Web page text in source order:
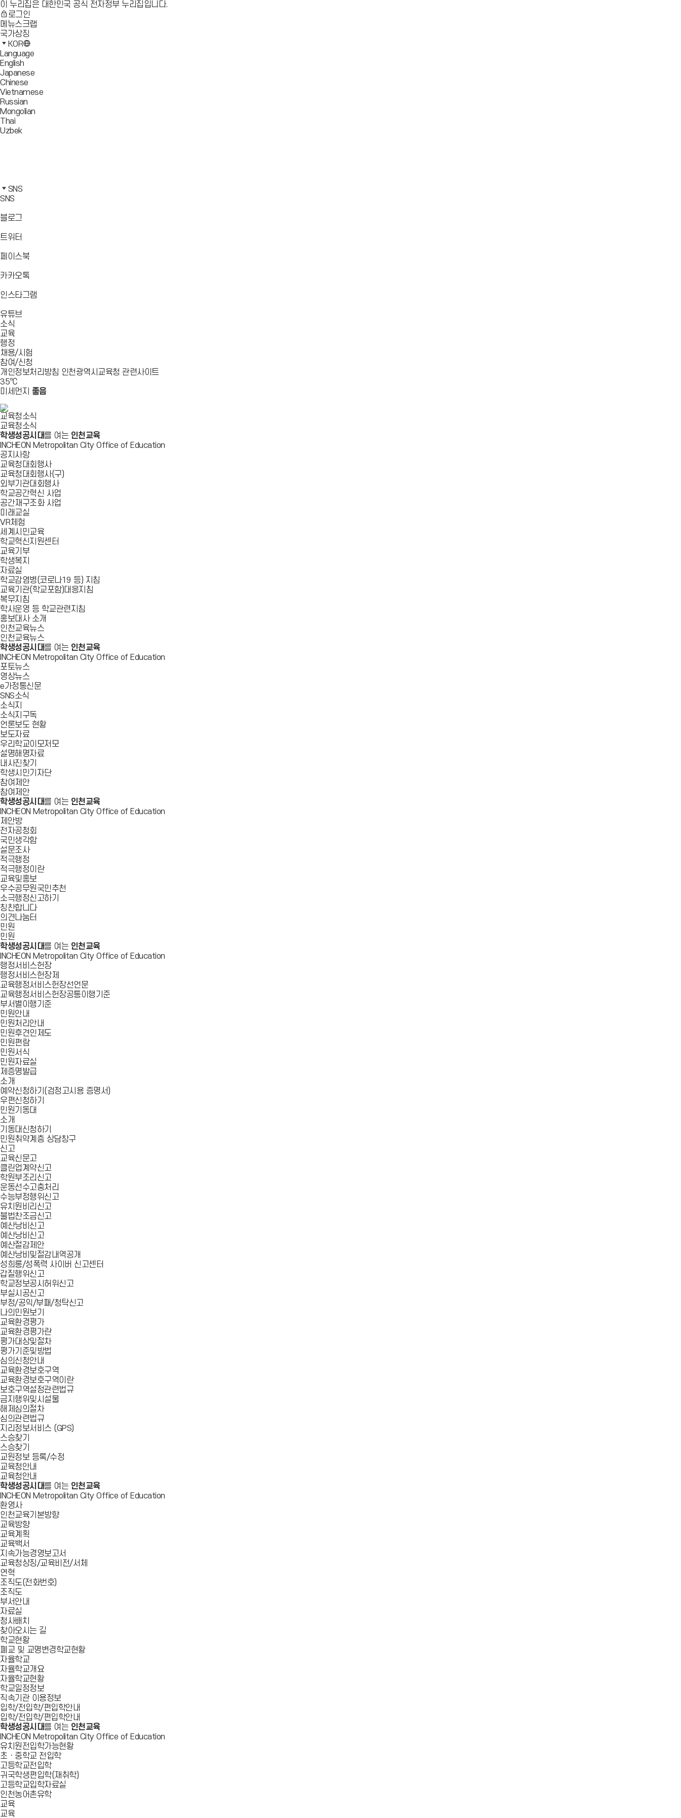
이 누리집은 대한민국 공식 전자정부 누리집입니다.
로그인
메뉴스크랩
국가상징
KOR
Language
English
Japanese
Chinese
Vietnamese
Russian
Mongolian
Thai
Uzbek
가
기
로
가
북
바
가
타
그
바
가
카
오
바
가
SNS
SNS
블로그바
트위터
가
페이스북바
가
카카오톡바
가
인스타그램바
유튜브바
소식
교육
행정
채용/시험
참여/신청
개인정보처리방침 인천광역시교육청 관련사이트
35℃
미세먼지 좋음
교육청소식
교육청소식
학생성공시대를 여는 인천교육
INCHEON Metropolitan City Office of Education
공지사항
교육청대회행사
교육청대회행사(구)
외부기관대회행사
학교공간혁신 사업
공간재구조화 사업
미래교실
VR체험
세계시민교육
학교혁신지원센터
교육기부
학생복지
자료실
학교감염병(코로나19 등) 지침
교육기관(학교포함)대응지침
복무지침
학사운영 등 학교관련지침
홍보대사 소개
인천교육뉴스
인천교육뉴스
학생성공시대를 여는 인천교육
INCHEON Metropolitan City Office of Education
포토뉴스
영상뉴스
e가정통신문
SNS소식
소식지
소식지구독
언론보도 현황
보도자료
우리학교이모저모
설명해명자료
내사진찾기
학생시민기자단
참여제안
참여제안
학생성공시대를 여는 인천교육
INCHEON Metropolitan City Office of Education
제안방
전자공청회
국민생각함
설문조사
적극행정
적극행정이란
교육및홍보
우수공무원국민추천
소극행정신고하기
칭찬합니다
의견나눔터
민원
민원
학생성공시대를 여는 인천교육
INCHEON Metropolitan City Office of Education
행정서비스헌장
행정서비스헌장제
교육행정서비스헌장선언문
교육행정서비스헌장공통이행기준
부서별이행기준
민원안내
민원처리안내
민원후견인제도
민원편람
민원서식
민원자료실
제증명발급
소개
예약신청하기(검정고시용 증명서)
우편신청하기
민원기동대
소개
기동대신청하기
민원취약계층 상담창구
신고
교육신문고
클린업계약신고
학원부조리신고
운동선수고충처리
수능부정행위신고
유치원비리신고
불법찬조금신고
예산낭비신고
예산낭비신고
예산절감제안
예산낭비및절감내역공개
성희롱/성폭력 사이버 신고센터
갑질행위신고
학교정보공시허위신고
부실시공신고
부정/공익/부패/청탁신고
나의민원보기
교육환경평가
교육환경평가란
평가대상및절차
평가기준및방법
심의신청안내
교육환경보호구역
교육환경보호구역이란
보호구역설정관련법규
금지행위및시설물
해제심의절차
심의관련법규
지리정보서비스 (GPS)
스승찾기
스승찾기
교원정보 등록/수정
교육청안내
교육청안내
학생성공시대를 여는 인천교육
INCHEON Metropolitan City Office of Education
환영사
인천교육기본방향
교육방향
교육계획
교육백서
지속가능경영보고서
교육청상징/교육비전/서체
연혁
조직도(전화번호)
조직도
부서안내
자료실
청사배치
찾아오시는 길
학교현황
폐교 및 교명변경학교현황
자율학교
자율학교개요
자율학교현황
학교일정정보
직속기관 이용정보
입학/전입학/편입학안내
입학/전입학/편입학안내
학생성공시대를 여는 인천교육
INCHEON Metropolitan City Office of Education
유치원전입학가능현황
초ㆍ중학교 전입학
고등학교전입학
귀국학생편입학(재취학)
고등학교입학자료실
인천농어촌유학
교육
교육